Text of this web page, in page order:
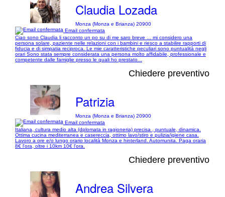
Claudia Lozada
Monza (Monza e Brianza) 20900
Email confermata
Ciao sono Claudia li racconto un po su di me saro breve ... mi considero una
persona solare, paziente nelle relazioni con i bambini e riesco a stabilire rapporti di
fiducia e di simpatia reciproca. Le mie caratteristiche peculiari sono puntualità negli
orari Sono stata sempre considerata una persona molto affidabile, professionale e
competente dalle famiglie presso le quali ho prestato...
Chiedere preventivo
Patrizia
Monza (Monza e Brianza) 20900
Email confermata
Italiana, cultura medio alta (dplomata in ragioneria) precisa , puntuale, dinamica.
Ottima cucina mediterranea e casereccia, ottimo lavo/stiro e pulizia/igiene casa.
Lavoro a ore e/o lungo orario località Monza e hinterland. Automunita. Paga oraria
8€ l'ora, oltre i 10km 10€ l'ora.
Chiedere preventivo
Andrea Silvera